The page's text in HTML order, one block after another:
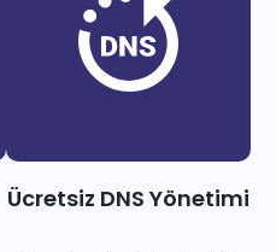
Ücretsiz DNS Yönetimi